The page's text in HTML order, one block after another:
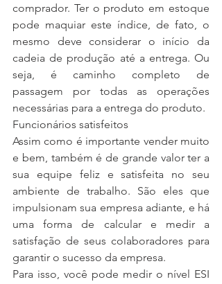
comprador. Ter o produto em estoque
pode maquiar este índice, de fato, o
mesmo deve considerar o início da
cadeia de produção até a entrega. Ou
seja, é caminho completo de
passagem por todas as operações
necessárias para a entrega do produto.
Funcionários satisfeitos
Assim como é importante vender muito
e bem, também é de grande valor ter a
sua equipe feliz e satisfeita no seu
ambiente de trabalho. São eles que
impulsionam sua empresa adiante, e há
uma forma de calcular e medir a
satisfação de seus colaboradores para
garantir o sucesso da empresa.
Para isso, você pode medir o nível ESI